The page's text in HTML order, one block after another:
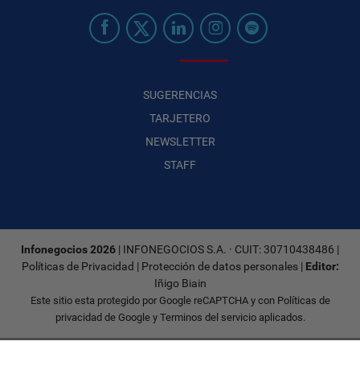
SUGERENCIAS
TARJETERO
NEWSLETTER
STAFF
Infonegocios 2026 | INFONEGOCIOS S.A. · CUIT: 30710438486 |
Políticas de Privacidad | Protección de datos personales| Editor:
Iñigo Biain
Este sitio esta protegido por Google reCAPTCHA y con Políticas de
privacidad de Googley Terminos del servicioaplicados.